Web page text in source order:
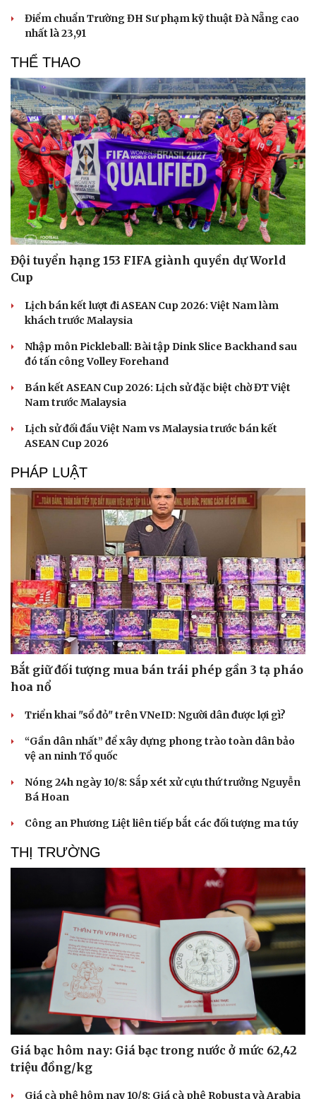
Văn hóa
Sân khấu - Điện ảnh
Văn học
Âm nhạc
Di sản
Giải trí
Nghệ sĩ
Thời trang
Sao Việt
Du lịch Podcast
Điểm chuẩn Trường ĐH Sư phạm kỹ thuật Đà Nẵng cao
nhất là 23,91
THỂ THAO
Đội tuyển hạng 153 FIFA giành quyền dự World
Cup
Lịch bán kết lượt đi ASEAN Cup 2026: Việt Nam làm
khách trước Malaysia
Nhập môn Pickleball: Bài tập Dink Slice Backhand sau
đó tấn công Volley Forehand
Bán kết ASEAN Cup 2026: Lịch sử đặc biệt chờ ĐT Việt
Nam trước Malaysia
Lịch sử đối đầu Việt Nam vs Malaysia trước bán kết
ASEAN Cup 2026
PHÁP LUẬT
Bắt giữ đối tượng mua bán trái phép gần 3 tạ pháo
hoa nổ
Triển khai "sổ đỏ" trên VNeID: Người dân được lợi gì?
“Gần dân nhất” để xây dựng phong trào toàn dân bảo
vệ an ninh Tổ quốc
Nóng 24h ngày 10/8: Sắp xét xử cựu thứ trưởng Nguyễn
Bá Hoan
Công an Phương Liệt liên tiếp bắt các đối tượng ma túy
THỊ TRƯỜNG
Giá bạc hôm nay: Giá bạc trong nước ở mức 62,42
triệu đồng/kg
Giá cà phê hôm nay 10/8: Giá cà phê Robusta và Arabia